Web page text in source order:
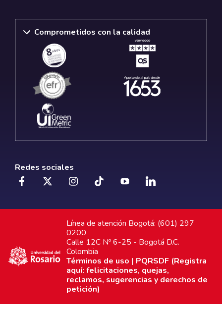
Comprometidos con la calidad
Redes sociales
Línea de atención Bogotá: (601) 297
0200
Calle 12C Nº 6-25 - Bogotá D.C.
Colombia
Términos de uso | PQRSDF (Registra
aquí: felicitaciones, quejas,
reclamos, sugerencias y derechos de
petición)